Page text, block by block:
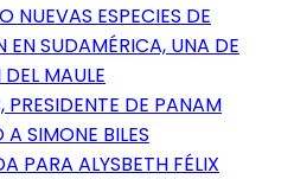
NUEVAS ESPECIES DE
EN SUDAMÉRICA, UNA DE
MAULE
PRESIDENTE DE PANAM
SIMONE BILES
PARA ALYSBETH FÉLIX